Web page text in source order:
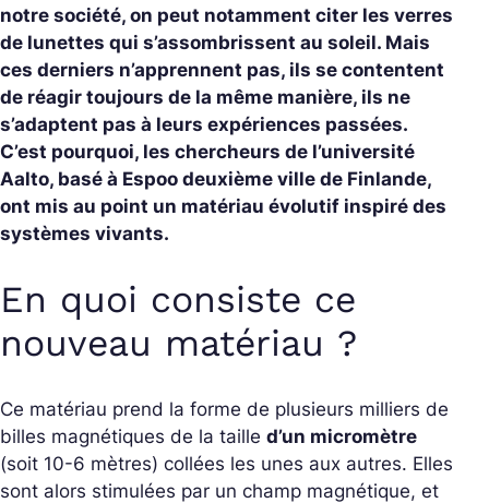
notre société, on peut notamment citer les verres
de lunettes qui s’assombrissent au soleil. Mais
ces derniers n’apprennent pas, ils se contentent
de réagir toujours de la même manière, ils ne
s’adaptent pas à leurs expériences passées.
C’est pourquoi, les chercheurs de l’université
Aalto, basé à Espoo deuxième ville de Finlande,
ont mis au point un matériau évolutif inspiré des
systèmes vivants.
En quoi consiste ce
nouveau matériau ?
Ce matériau prend la forme de plusieurs milliers de
billes magnétiques de la taille d’un micromètre
(soit 10-6 mètres) collées les unes aux autres. Elles
sont alors stimulées par un champ magnétique, et